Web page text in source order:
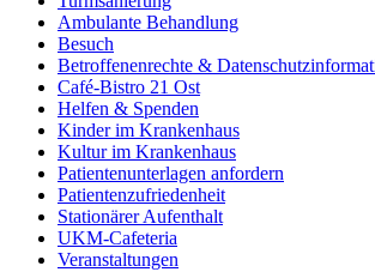
Ambulante Behandlung
Besuch
Betroffenenrechte &
Café-Bistro 21 Ost
Helfen & Spenden
Kinder im Krankenhaus
Kultur im Krankenhaus
Patientenunterlagen anfordern
Patientenzufriedenheit
Stationärer Aufenthalt
UKM-Cafeteria
Veranstaltungen